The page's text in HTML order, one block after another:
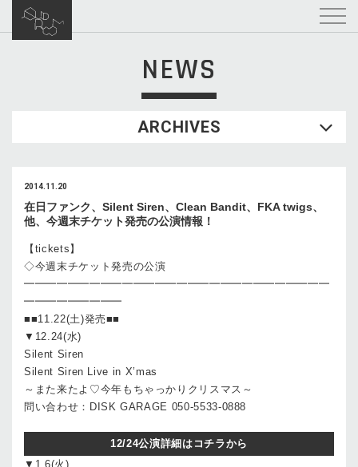
NEWS
ARCHIVES
2014.11.20
在日ファンク、Silent Siren、Clean Bandit、FKA twigs、
他、今週末チケット発売の公演情報！
【tickets】
◇今週末チケット発売の公演
━━━━━━━━━━━━━━━━━━━━━━━━━━━━
━━━━━━━━━
■■11.22(土)発売■■
▼12.24(水)
Silent Siren
Silent Siren Live in X’mas
～また来たよ♡今年もちゃっかりクリスマス～
問い合わせ：DISK GARAGE 050-5533-0888
12/24公演詳細はコチラから
▼1.6(火)